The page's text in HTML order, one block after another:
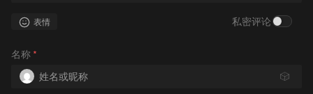
表情 私密评论
名称 *
🎲